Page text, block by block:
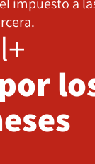
impuesto a